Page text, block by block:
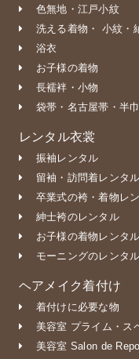
色無地・江戸小紋
洗える着物・ 小紋・
浴衣
お子様の着物
長襦袢・小物
袋帯・名古屋帯・半
レンタル衣裳
振袖レンタル
留袖・訪問着レンタル
卒業式の袴・着物レ
紳士袴のレンタル
お子様の着物レンタル
モーニングのレンタル
ヘアメイク着付け
着付けに必要な物
美容室 プライム・ス
美容室 Salon de